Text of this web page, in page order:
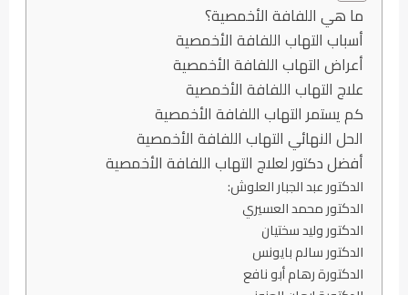
ما هي اللفافة الأخمصية؟
أسباب التهاب اللفافة الأخمصية
أعراض التهاب اللفافة الأخمصية
علاج التهاب اللفافة الأخمصية
كم يستمر التهاب اللفافة الأخمصية
الحل النهائي التهاب اللفافة الأخمصية
أفضل دكتور لعلاج التهاب اللفافة الأخمصية
الدكتور عبد الجبار العلوش:
الدكتور محمد العسيري
الدكتور وليد سختيان
الدكتور سالم بايونس
الدكتورة رهام أبو نافع